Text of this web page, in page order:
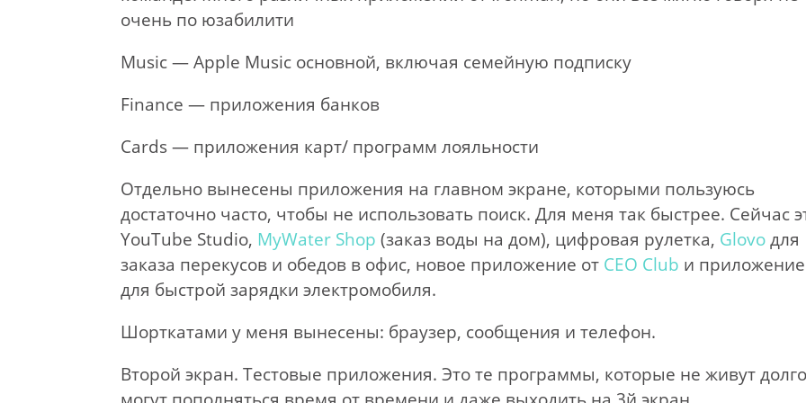
очень по юзабилити
Music — Apple Music основной, включая семейную подписку
Finance — приложения банков
Cards — приложения карт/ программ лояльности
Отдельно вынесены приложения на главном экране, которыми пользуюсь
достаточно часто, чтобы не использовать поиск. Для меня так быстрее. Сейчас
YouTube Studio, MyWater Shop (заказ воды на дом), цифровая рулетка, Glovoдля
заказа перекусов и обедов в офис, новое приложение от CEO Club и приложение
для быстрой зарядки электромобиля.
Шорткатами у меня вынесены: браузер, сообщения и телефон.
Второй экран. Тестовые приложения. Это те программы, которые не живут